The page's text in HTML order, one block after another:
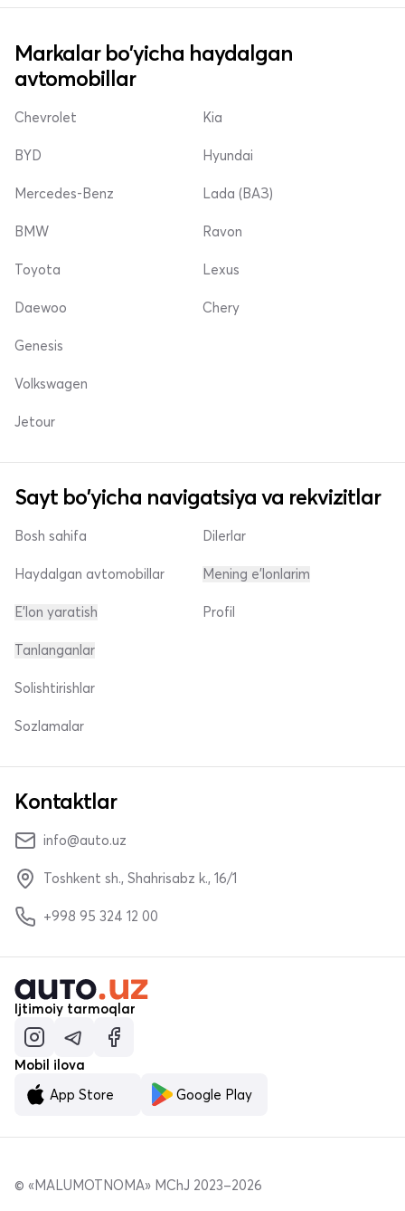
Markalar bo'yicha haydalgan
avtomobillar
Chevrolet
BYD
Mercedes-Benz
Kia
Hyundai
Lada (ВАЗ)
BMW
Toyota
Daewoo
Ravon
Lexus
Chery
Genesis
Volkswagen
Jetour
Sayt bo'yicha navigatsiya va rekvizitlar
Bosh sahifa
Haydalgan avtomobillar
E'lon yaratish
Dilerlar
Mening e'lonlarim
Profil
Tanlanganlar
Solishtirishlar
Sozlamalar
Kontaktlar
info@auto.uz
Toshkent sh., Shahrisabz k., 16/1
+998 95 324 12 00
Ijtimoiy tarmoqlar
Mobil ilova
App Store
Google Play
© «MALUMOTNOMA» MChJ 2023–2026